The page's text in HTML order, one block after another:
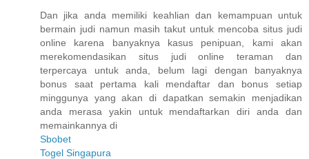
Dan jika anda memiliki keahlian dan kemampuan untuk
bermain judi namun masih takut untuk mencoba situs judi
online karena banyaknya kasus penipuan, kami akan
merekomendasikan situs judi online teraman dan
terpercaya untuk anda, belum lagi dengan banyaknya
bonus saat pertama kali mendaftar dan bonus setiap
minggunya yang akan di dapatkan semakin menjadikan
anda merasa yakin untuk mendaftarkan diri anda dan
memainkannya di
Sbobet
Togel Singapura